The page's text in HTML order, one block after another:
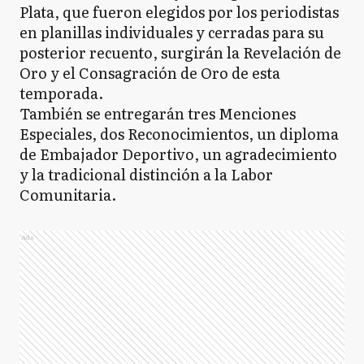
Plata, que fueron elegidos por los periodistas
en planillas individuales y cerradas para su
posterior recuento, surgirán la Revelación de
Oro y el Consagración de Oro de esta
temporada.
También se entregarán tres Menciones
Especiales, dos Reconocimientos, un diploma
de Embajador Deportivo, un agradecimiento
y la tradicional distinción a la Labor
Comunitaria.
Ads